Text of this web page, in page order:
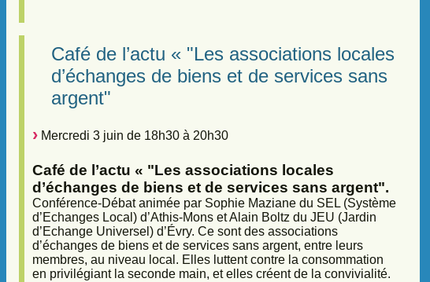
Café de l’actu « "Les associations locales
d’échanges de biens et de services sans
argent"
Mercredi 3 juin de 18h30 à 20h30
Café de l’actu « "Les associations locales
d’échanges de biens et de services sans argent".
Conférence-Débat animée par Sophie Maziane du SEL (Système
d’Echanges Local) d’Athis-Mons et Alain Boltz du JEU (Jardin
d’Echange Universel) d’Évry. Ce sont des associations
d’échanges de biens et de services sans argent, entre leurs
membres, au niveau local. Elles luttent contre la consommation
en privilégiant la seconde main, et elles créent de la convivialité.